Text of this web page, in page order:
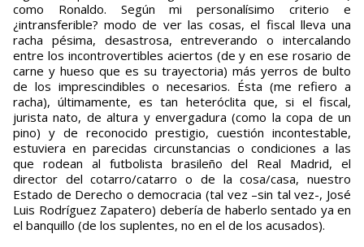
como Ronaldo. Según mi personalísimo criterio e
¿intransferible? modo de ver las cosas, el fiscal lleva una
racha pésima, desastrosa, entreverando o intercalando
entre los incontrovertibles aciertos (de y en ese rosario de
carne y hueso que es su trayectoria) más yerros de bulto
de los imprescindibles o necesarios. Ésta (me refiero a
racha), últimamente, es tan heteróclita que, si el fiscal,
jurista nato, de altura y envergadura (como la copa de un
pino) y de reconocido prestigio, cuestión incontestable,
estuviera en parecidas circunstancias o condiciones a las
que rodean al futbolista brasileño del Real Madrid, el
director del cotarro/catarro o de la cosa/casa, nuestro
Estado de Derecho o democracia (tal vez –sin tal vez-, José
Luis Rodríguez Zapatero) debería de haberlo sentado ya en
el banquillo (de los suplentes, no en el de los acusados).